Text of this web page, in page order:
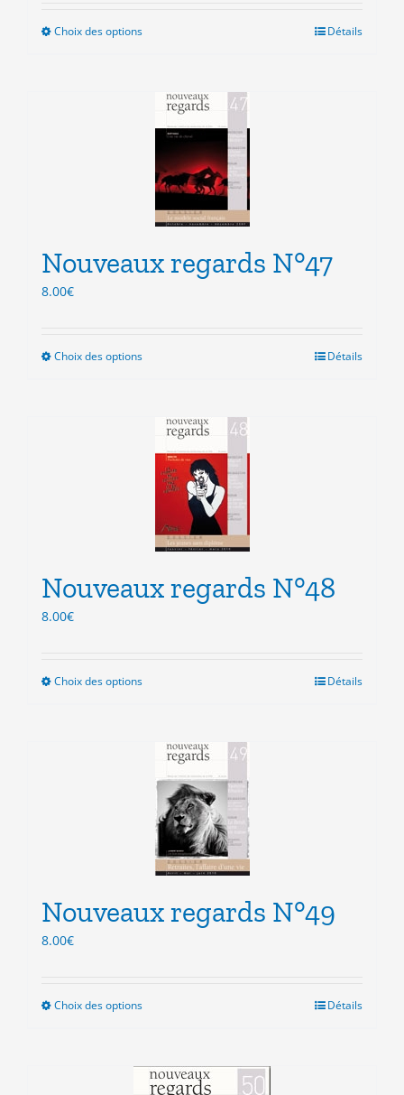
Choix des optionsCe
plusieurs
variations.
Les
options
peuvent
être
choisies
sur
page
Détails
Nouveaux regards N°47
8.00€
Choix des optionsCe
plusieurs
variations.
Les
options
peuvent
choisies
sur
page
Détails
Nouveaux regards N°48
8.00€
Choix des optionsCe
plusieurs
variations.
Les
options
peuvent
être
choisies
sur
page
Détails
Nouveaux regards N°49
8.00€
Choix des optionsCe
plusieurs
variations.
Détails